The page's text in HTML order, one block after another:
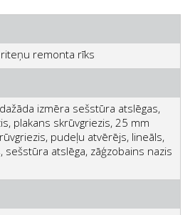
remonta rīks
izmēra sešstūra atslēgas,
plakans skrūvgriezis, 25 mm
pudeļu atvērējs, lineāls,
sešstūra atslēga, zāģzobains nazis